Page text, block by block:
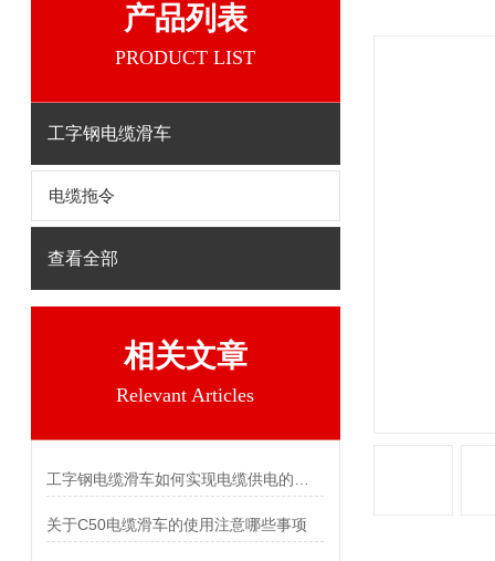
产品列表
PRODUCT LIST
工字钢电缆滑车
电缆拖令
查看全部
相关文章
Relevant Articles
关于C50电缆滑车的使用注意哪些事项